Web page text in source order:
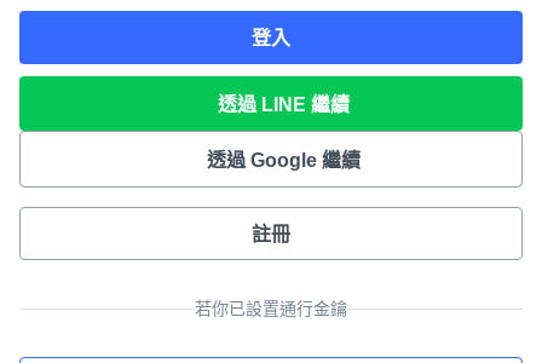
登入
透過 LINE 繼續
透過 Google 繼續
註冊
若你已設置通行金鑰